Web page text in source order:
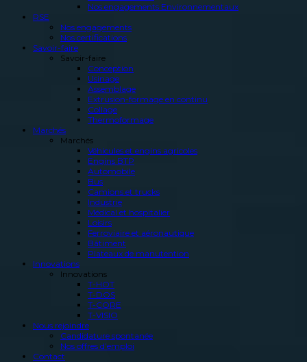
Nos engagements Environnementaux
RSE
Nos engagements
Nos certifications
Savoir-faire
Savoir-faire
Conception
Usinage
Assemblage
Extrusion-formage en continu
Collage
Thermoformage
Marchés
Marchés
Véhicules et engins agricoles
Engins BTP
Automobile
Bus
Camions et trucks
Industrie
Médical et hospitalier
Loisirs
Ferroviaire et aéronautique
Bâtiment
Plateaux de manutention
Innovations
Innovations
T-HOT
T-DOS
T-CORE
T-VISIO
Nous rejoindre
Candidature spontanée
Nos offres d’emploi
Contact